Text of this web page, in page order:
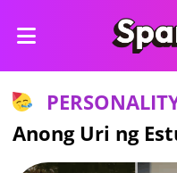
Anong Uri ng